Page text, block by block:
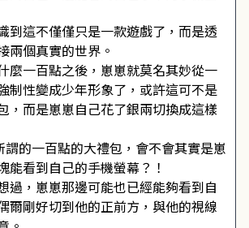
到這不僅僅只是一款遊戲了，而是透
兩個真實的世界。
麼一百點之後，崽崽就莫名其妙從一
制性變成少年形象了，或許這可不是
，而是崽崽自己花了銀兩切換成這樣
的一百點的大禮包，會不會其實是崽
能看到自己的手機螢幕？！
過，崽崽那邊可能也已經能夠看到自
爾剛好切到他的正前方，與他的視線